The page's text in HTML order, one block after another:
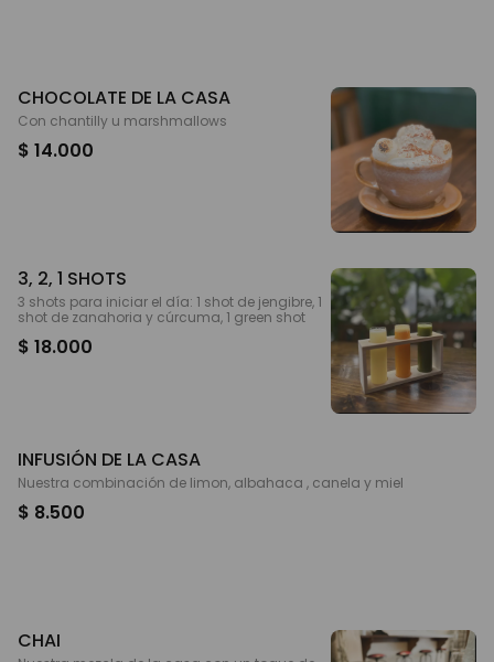
CHOCOLATE DE LA CASA
Con chantilly u marshmallows
$ 14.000
3, 2, 1 SHOTS
3 shots para iniciar el día: 1 shot de jengibre, 1
shot de zanahoria y cúrcuma, 1 green shot
$ 18.000
INFUSIÓN DE LA CASA
Nuestra combinación de limon, albahaca , canela y miel
$ 8.500
CHAI